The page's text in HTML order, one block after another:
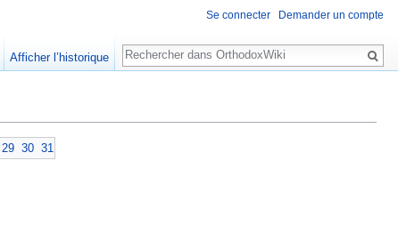
29 30 31
Se connecter Demander un compte
Afficher l’historique
Rechercher